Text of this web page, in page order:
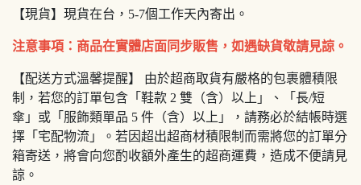
【現貨】現貨在台，5-7個工作天內寄出。
注意事項：商品在實體店面同步販售，如遇缺貨敬請見諒。
【配送方式溫馨提醒】 由於超商取貨有嚴格的包裹體積限
制，若您的訂單包含「鞋款 2 雙（含）以上」、「長/短
傘」或「服飾類單品 5 件（含）以上」，請務必於結帳時選
擇「宅配物流」。若因超出超商材積限制而需將您的訂單分
箱寄送，將會向您酌收額外產生的超商運費，造成不便請見
諒。